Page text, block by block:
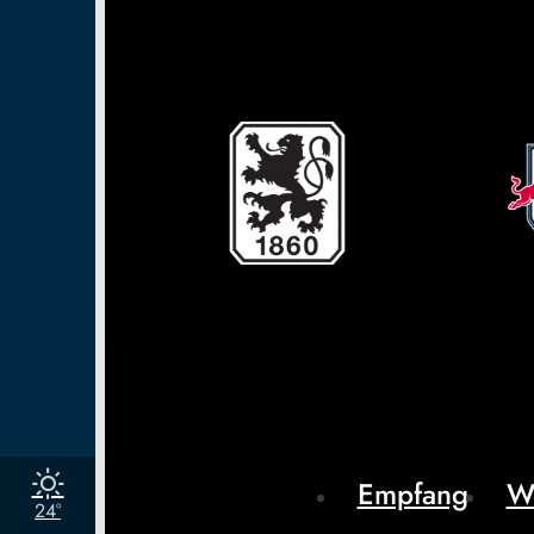
24° Empfang